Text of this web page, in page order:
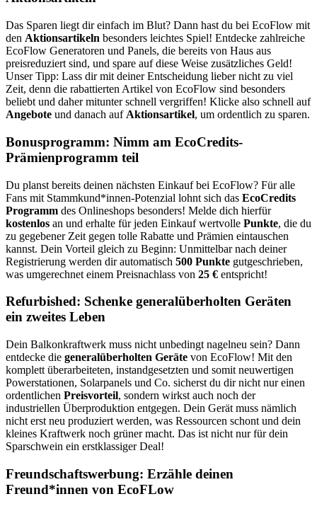
Das Sparen liegt dir einfach im Blut? Dann hast du bei EcoFlow mit
den Aktionsartikeln besonders leichtes Spiel! Entdecke zahlreiche
EcoFlow Generatoren und Panels, die bereits von Haus aus
preisreduziert sind, und spare auf diese Weise zusätzliches Geld!
Unser Tipp: Lass dir mit deiner Entscheidung lieber nicht zu viel
Zeit, denn die rabattierten Artikel von EcoFlow sind besonders
beliebt und daher mitunter schnell vergriffen! Klicke also schnell auf
Angebote und danach auf Aktionsartikel, um ordentlich zu sparen.
Bonusprogramm: Nimm am EcoCredits-
Prämienprogramm teil
Du planst bereits deinen nächsten Einkauf bei EcoFlow? Für alle
Fans mit Stammkund*innen-Potenzial lohnt sich das EcoCredits
Programm des Onlineshops besonders! Melde dich hierfür
kostenlos an und erhalte für jeden Einkauf wertvolle Punkte, die du
zu gegebener Zeit gegen tolle Rabatte und Prämien eintauschen
kannst. Dein Vorteil gleich zu Beginn: Unmittelbar nach deiner
Registrierung werden dir automatisch 500 Punkte gutgeschrieben,
was umgerechnet einem Preisnachlass von 25 € entspricht!
Refurbished: Schenke generalüberholten Geräten
ein zweites Leben
Dein Balkonkraftwerk muss nicht unbedingt nagelneu sein? Dann
entdecke die generalüberholten Geräte von EcoFlow! Mit den
komplett überarbeiteten, instandgesetzten und somit neuwertigen
Powerstationen, Solarpanels und Co. sicherst du dir nicht nur einen
ordentlichen Preisvorteil, sondern wirkst auch noch der
industriellen Überproduktion entgegen. Dein Gerät muss nämlich
nicht erst neu produziert werden, was Ressourcen schont und dein
kleines Kraftwerk noch grüner macht. Das ist nicht nur für dein
Sparschwein ein erstklassiger Deal!
Freundschaftswerbung: Erzähle deinen
Freund*innen von EcoFLow